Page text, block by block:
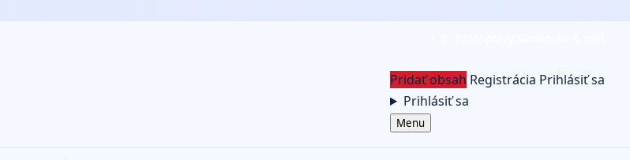
Pridať obsah Registrácia Prihlásiť sa
Prihlásiť sa
Menu